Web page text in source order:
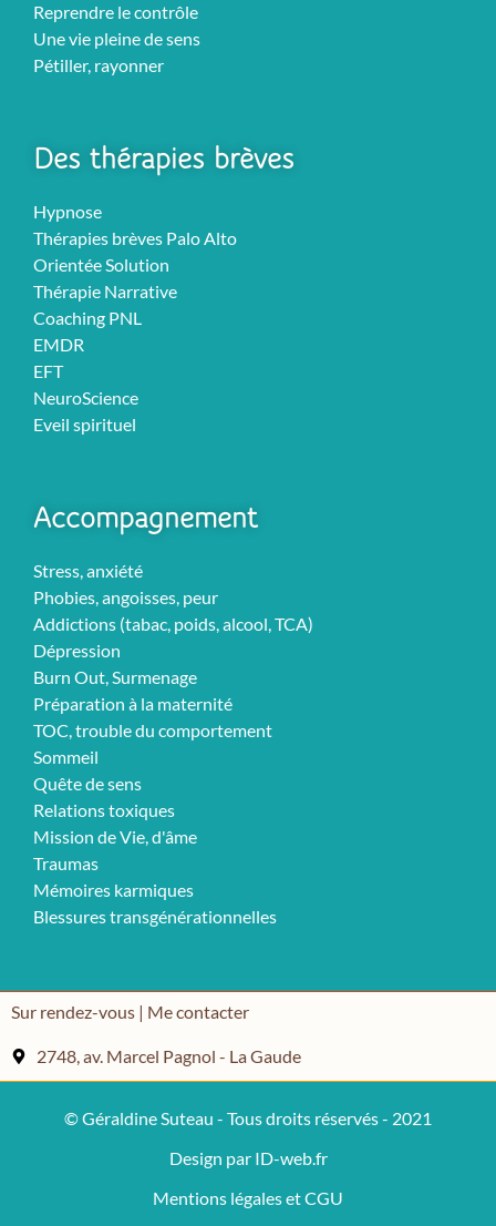
Reprendre le contrôle
Une vie pleine de sens
Pétiller, rayonner
Des thérapies brèves
Hypnose
Thérapies brèves Palo Alto
Orientée Solution
Thérapie Narrative
Coaching PNL
EMDR
EFT
NeuroScience
Eveil spirituel
Accompagnement
Stress, anxiété
Phobies, angoisses, peur
Addictions (tabac, poids, alcool, TCA)
Dépression
Burn Out, Surmenage
Préparation à la maternité
TOC, trouble du comportement
Sommeil
Quête de sens
Relations toxiques
Mission de Vie, d'âme
Traumas
Mémoires karmiques
Blessures transgénérationnelles
Sur rendez-vous | Me contacter
2748, av. Marcel Pagnol - La Gaude
© Géraldine Suteau - Tous droits réservés - 2021
Design par ID-web.fr
Mentions légales et CGU